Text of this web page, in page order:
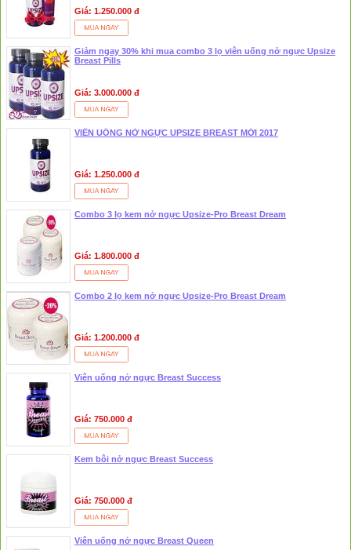
Giá: 1.250.000 đ
Giảm ngay 30% khi mua combo 3 lọ viên uống nở ngực Upsize
Breast Pills
Giá: 3.000.000 đ
VIÊN UỐNG NỞ NGỰC UPSIZE BREAST MỚI 2017
Giá: 1.250.000 đ
Combo 3 lọ kem nở ngực Upsize-Pro Breast Dream
Giá: 1.800.000 đ
Combo 2 lọ kem nở ngực Upsize-Pro Breast Dream
Giá: 1.200.000 đ
Viên uống nở ngực Breast Success
Giá: 750.000 đ
Kem bôi nở ngực Breast Success
Giá: 750.000 đ
Viên uống nở ngực Breast Queen